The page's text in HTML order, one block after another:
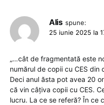
Alis spune:
25 iunie 2025 la
„…cât de fragmentată este
numărul de copii cu CES din
Deci anul ăsta pot avea 20
că vin câțiva copii cu CES.
lucru. La ce se referă? În ce